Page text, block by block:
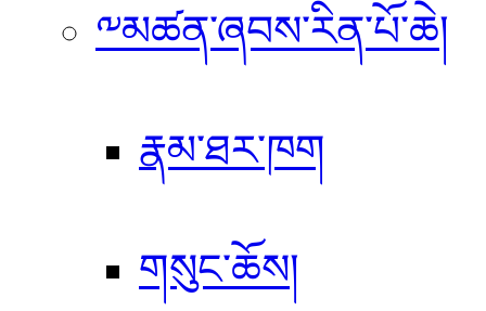
༸མཚན་ཞབས་རིན་པོ་ཆེ།
རྣམ་ཐར་ཁག
གསུང་ཆོས།